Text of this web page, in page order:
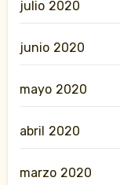
julio 2020
junio 2020
mayo 2020
abril 2020
marzo 2020